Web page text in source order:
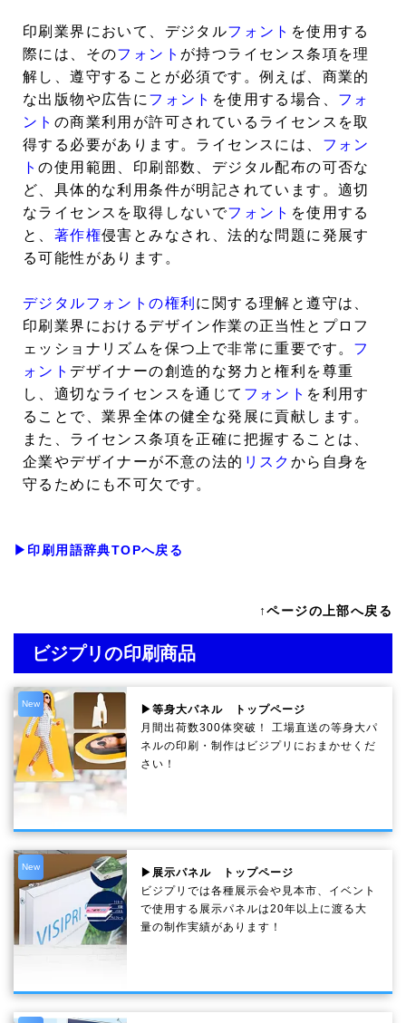
印刷業界において、デジタルフォント を使用する
際には、そのフォント が持つライセンス条項を理
解し、遵守することが必須です。例えば、商業的
な出版物や広告に フォント を使用する場合、 フォ
ント の商業利用が許可されているライセンスを取
得する必要があります。ライセンスには、 フォン
トの使用範囲、印刷部数、デジタル配布の可否な
ど、具体的な利用条件が明記されています。適切
なライセンスを取得しないでフォント を使用する
と、 著作権侵害とみなされ、法的な問題に発展す
る可能性があります。
デジタルフォントの権利 に関する理解と遵守は、
印刷業界におけるデザイン作業の正当性とプロフ
ェッショナリズムを保つ上で非常に重要です。 フ
ォント デザイナーの創造的な努力と権利を尊重
し、適切なライセンスを通じて フォント を利用す
ることで、業界全体の健全な発展に貢献します。
また、ライセンス条項を正確に把握することは、
企業やデザイナーが不意の法的 リスク から自身を
守るためにも不可欠です。
▶印刷用語辞典TOPへ戻る
↑ページの上部へ戻る
ビジプリの印刷商品
New
▶等身大パネル トップページ
月間出荷数300体突破！ 工場直送の等身大パ
ネルの印刷・制作は ビジプリ におまかせくだ
さい！
New
▶展示パネル トップページ
ビジプリでは各種展示会や見本市、イベント
で使用する展示パネルは20年以上に渡る大
量の制作実績があります！